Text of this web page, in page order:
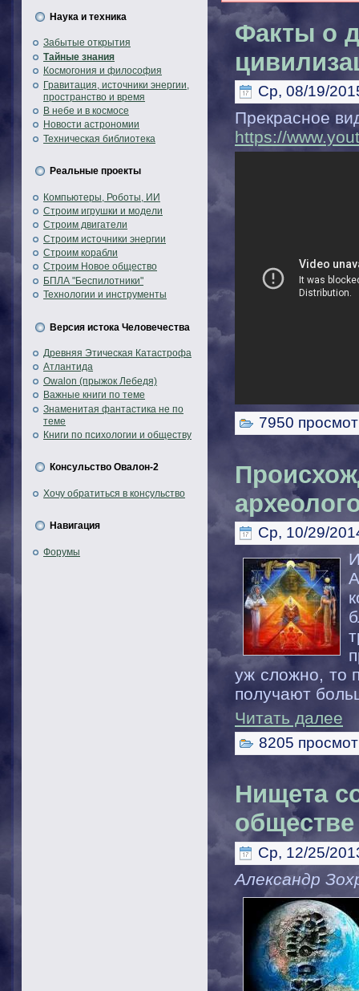
Наука и техника
Забытые открытия
Тайные знания
Космогония и философия
Гравитация, источники энергии,
пространство и время
В небе и в космосе
Новости астрономии
Техническая библиотека
Реальные проекты
Компьютеры, Роботы, ИИ
Строим игрушки и модели
Строим двигатели
Строим источники энергии
Строим корабли
Строим Новое общество
БПЛА "Беспилотники"
Технологии и инструменты
Версия истока Человечества
Древняя Этическая Катастрофа
Атлантида
Owalon (прыжок Лебедя)
Важные книги по теме
Знаменитая фантастика не по
теме
Книги по психологии и обществу
Консульство Овалон-2
Хочу обратиться в консульство
Навигация
Форумы
Факты о
Ср, 08/19/
Прекрасное
https://
7950
Ср, 10/29/
уж сложно, то
получают
Читать далее
8205
Нищета
обществе
Ср, 12/25/
Александр